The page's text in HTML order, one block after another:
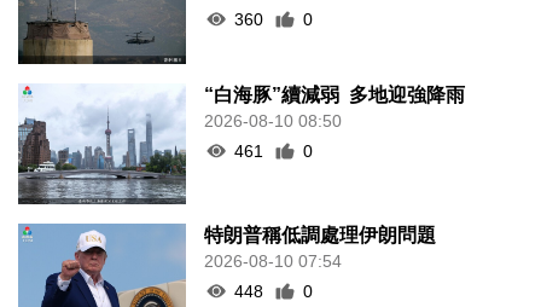
360
0
“白海豚”續減弱 多地迎強降雨
2026-08-10 08:50
461
0
特朗普稱低調處理伊朗問題
2026-08-10 07:54
448
0